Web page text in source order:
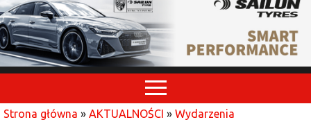
Strona główna » AKTUALNOŚCI » Wydarzenia